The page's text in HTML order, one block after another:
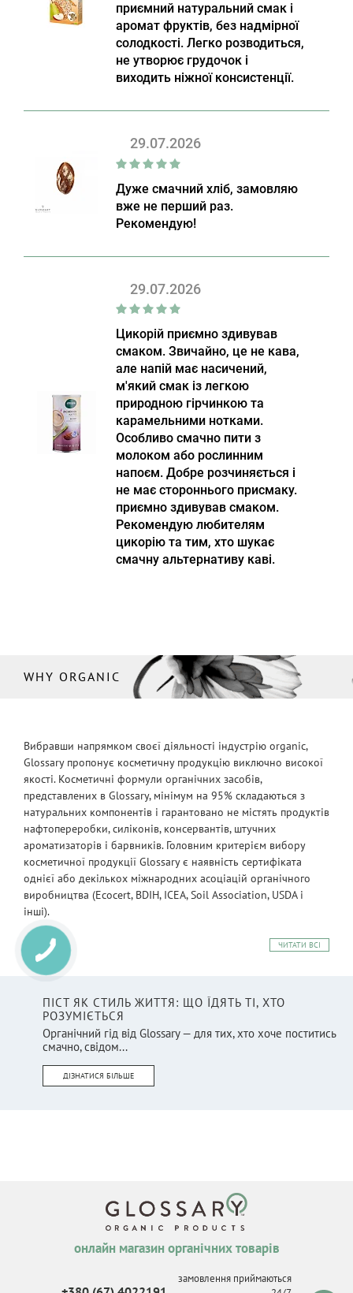
приємний натуральний смак і
аромат фруктів, без надмірної
солодкості. Легко розводиться,
не утворює грудочок і
виходить ніжної консистенції.
29.07.2026
Дуже смачний хліб, замовляю
вже не перший раз.
Рекомендую!
29.07.2026
Цикорій приємно здивував
смаком. Звичайно, це не кава,
але напій має насичений,
м'який смак із легкою
природною гірчинкою та
карамельними нотками.
Особливо смачно пити з
молоком або рослинним
напоєм. Добре розчиняється і
не має стороннього присмаку.
приємно здивував смаком.
Рекомендую любителям
цикорію та тим, хто шукає
смачну альтернативу каві.
WHY ORGANIC
Вибравши напрямком своєї діяльності індустрію organic,
Glossary пропонує косметичну продукцію виключно високої
якості. Косметичні формули органічних засобів,
представлених в Glossary, мінімум на 95% складаються з
натуральних компонентів і гарантовано не містять продуктів
нафтопереробки, силіконів, консервантів, штучних
ароматизаторів і барвників. Головним критерієм вибору
косметичної продукції Glossary є наявність сертифіката
однієї або декількох міжнародних асоціацій органічного
виробництва (Ecocert, BDIH, ICEA, Soil Association, USDA і
інші).
ЧИТАТИ ВСІ
ПІСТ ЯК СТИЛЬ ЖИТТЯ: ЩО ЇДЯТЬ ТІ, ХТО
РОЗУМІЄТЬСЯ
Органічний гід від Glossary — для тих, хто хоче поститись
смачно, свідом...
ДІЗНАТИСЯ БІЛЬШЕ
онлайн магазин органічних товарів
замовлення приймаються